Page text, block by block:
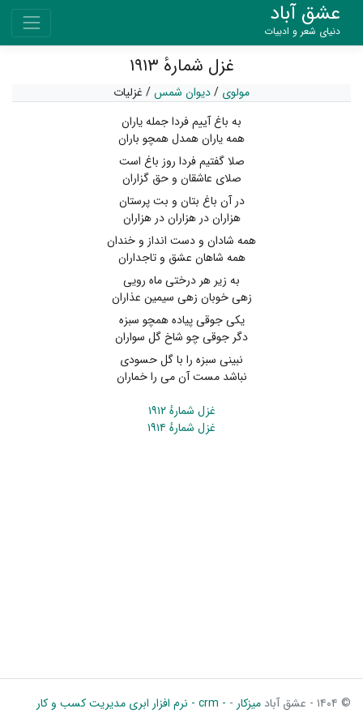
عشق آباد
دنیای شعر و ادبیات
غزل شمارهٔ ۱۹۱۳
مولوی /دیوان شمس/ غزلیات
به باغ آییم فردا جمله یاران
همه یاران همدل همچو باران
صلا گفتیم فردا روز باغ است
صلای عاشقان و حق گزاران
در آن باغ بتان و بت پرستان
هزاران در هزاران در هزاران
همه شادان و دست انداز و خندان
همه شاهان عشق و تاجداران
به زیر هر درختی ماه رویی
زهی خوبان زهی سیمین عذاران
یکی جوقی پیاده همچو سبزه
دگر جوقی چو شاخ گل سواران
نبینی سبزه را با گل حسودی
نباشد مست آن می را خماران
غزل شمارهٔ ۱۹۱۲
غزل شمارهٔ ۱۹۱۴
© ۱۴۰۴ - عشق آباد میزکار - - crm - نرم افزار ابری مدیریت کسب و کار